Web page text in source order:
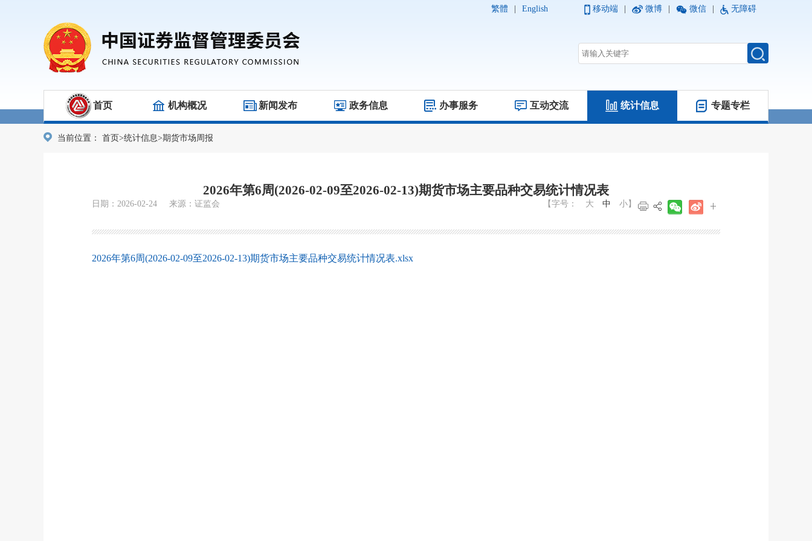
繁體 English 移动端 微博 微信 无障碍
首页 机构概况 新闻发布 政务信息 办事服务 互动交流 统计信息 专题专栏
当前位置： 首页>统计信息>期货市场周报
2026年第6周(2026-02-09至2026-02-13)期货市场主要品种交易统计情况表
日期：2026-02-24 来源：证监会 【字号： 大 中 小 】
2026年第6周(2026-02-09至2026-02-13)期货市场主要品种交易统计情况表.xlsx